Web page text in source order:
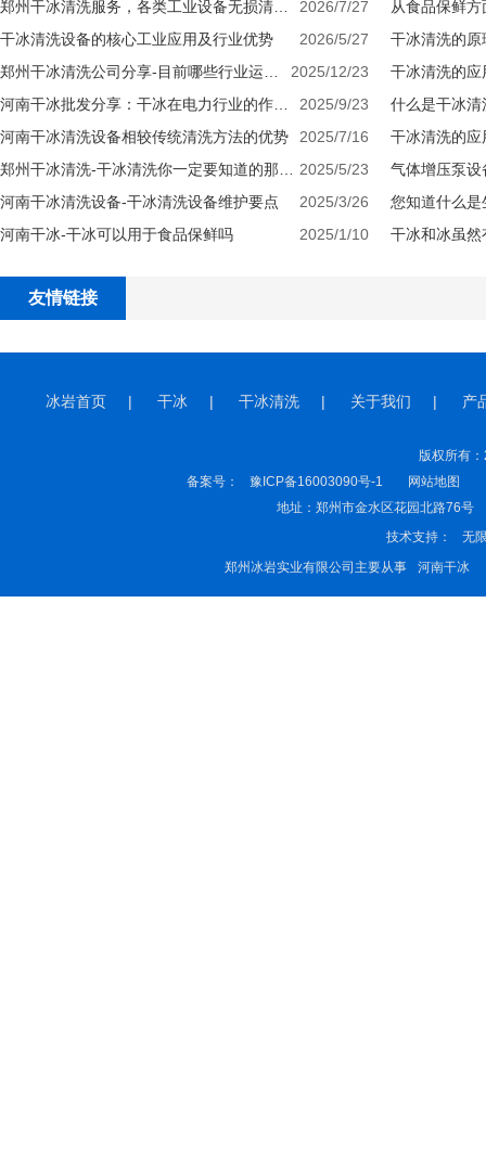
2026/7/27
2026/5/27
干冰清洗设备的核心工业应用及行业优势
2025/12/23
2025/9/23
2025/7/16
河南干冰清洗设备相较传统清洗方法的优势
2025/5/23
2025/3/26
河南干冰清洗设备-干冰清洗设备维护要点
2025/1/10
河南干冰-干冰可以用于食品保鲜吗
干冰清洗的原
干冰清洗的
什么是干冰清
干冰清洗的
气体增压泵设
您知道什么
干冰和冰虽
友情链接
冰岩首页 | 干冰 | 干冰清洗 | 关于我们 | 产
版权所有
备案号：
豫ICP备16003090号-1 网站地图
地址：郑州市金水区花园北路76
技术支持：
无
郑州冰岩实业有限公司主要从事 河南干冰